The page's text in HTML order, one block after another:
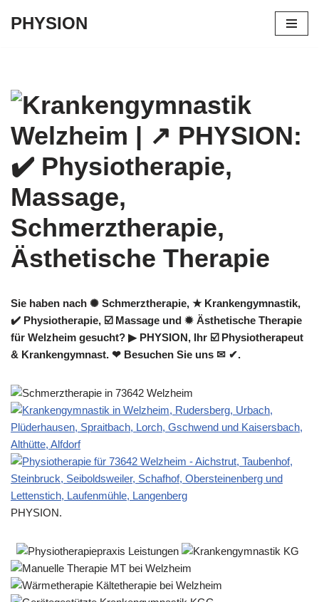
PHYSION
Sie haben nach ✺ Schmerztherapie, ★ Krankengymnastik,
✔️ Physiotherapie, ☑️ Massage und ✹ Ästhetische Therapie
für Welzheim gesucht? ▶︎ PHYSION, Ihr ☑️ Physiotherapeut
& Krankengymnast. ❤ Besuchen Sie uns ✉ ✔.
PHYSION.